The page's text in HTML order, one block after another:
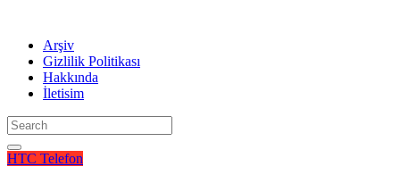
Arşiv
Gizlilik Politikası
Hakkında
İletisim
HTC Telefon